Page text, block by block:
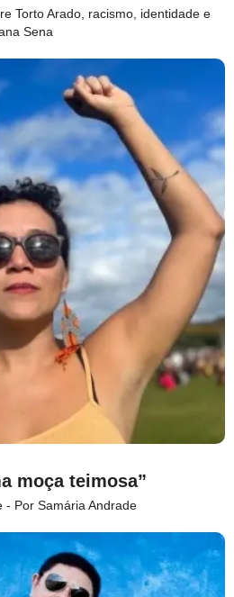
Torto Arado, racismo, identidade e
Sena
moça teimosa”
- Por Samária Andrade